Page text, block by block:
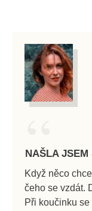
“
NAŠLA
Když něco
čeho se vzdát.
Při koučinku